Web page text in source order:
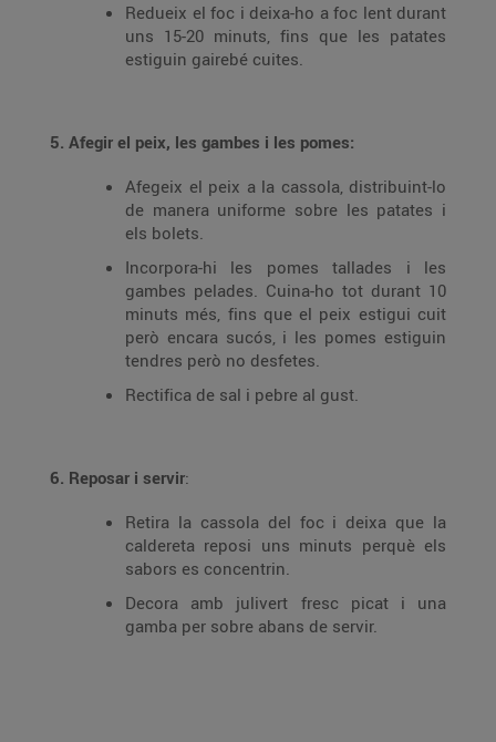
Redueix el foc i deixa-ho a foc lent durant
uns 15-20 minuts, fins que les patates
estiguin gairebé cuites.
5. Afegir el peix, les gambes i les pomes:
Afegeix el peix a la cassola, distribuint-lo
de manera uniforme sobre les patates i
els bolets.
Incorpora-hi les pomes tallades i les
gambes pelades. Cuina-ho tot durant 10
minuts més, fins que el peix estigui cuit
però encara sucós, i les pomes estiguin
tendres però no desfetes.
Rectifica de sal i pebre al gust.
6. Reposar i servir:
Retira la cassola del foc i deixa que la
caldereta reposi uns minuts perquè els
sabors es concentrin.
Decora amb julivert fresc picat i una
gamba per sobre abans de servir.